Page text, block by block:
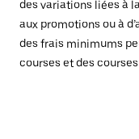
des variations liées à
aux promotions ou à
des frais minimums
courses et des